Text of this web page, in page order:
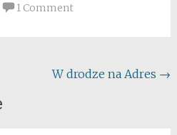
1 Comment
W drodze na Adres →